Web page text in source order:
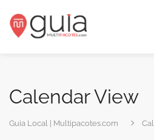
Calendar View
Guia Local | Multipacotes.com